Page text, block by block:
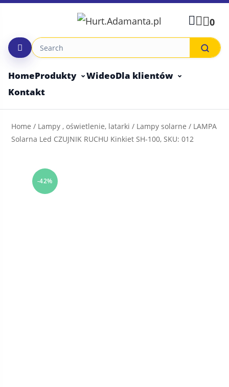
Skip
0
HomeProdukty WideoDla klientów
Kontakt
Home / Lampy , oświetlenie, latarki / Lampy solarne / LAMPA
Solarna Led CZUJNIK RUCHU Kinkiet SH-100, SKU: 012
-42%